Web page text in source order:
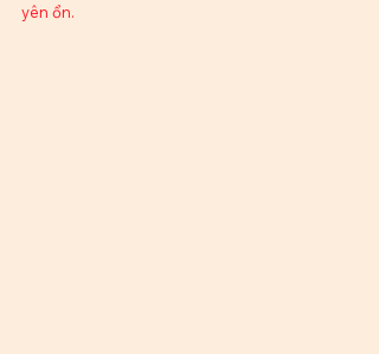
yên ổn.